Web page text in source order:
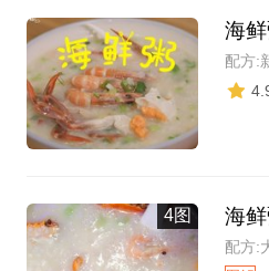
海
配方:
4图 海
配方: